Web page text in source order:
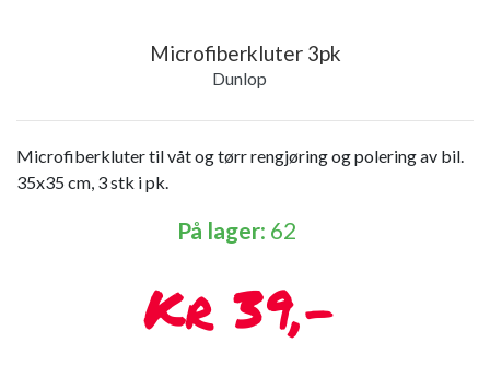
Microfiberkluter 3pk
Dunlop
Microfiberkluter til våt og tørr rengjøring og polering av bil.
35x35 cm, 3 stk i pk.
På lager: 62
39,-